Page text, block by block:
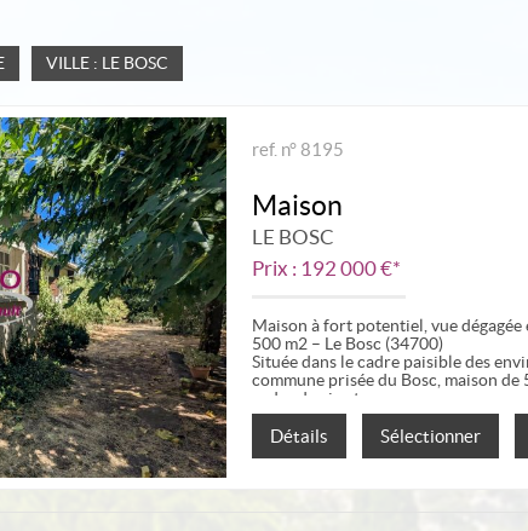
VILLE : LE BOSC
ref. n° 8195
Maison
LE BOSC
Prix : 192 000 €*
Maison à fort potentiel, vue
500 m2 – Le Bosc (34700)
Située dans le cadre paisible des
commune prisée du Bosc, maison
cadre de vie et...
Détails Sélectionner